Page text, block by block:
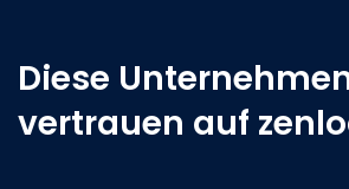
Diese
vertrauen auf